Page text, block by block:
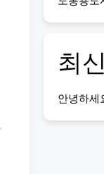
최
안녕하세